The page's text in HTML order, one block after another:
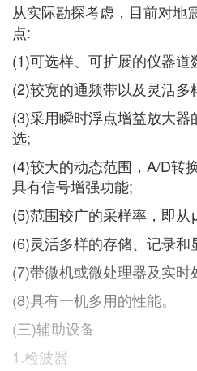
从实际勘探考虑，目前对地
点:
(1)可选样、可扩展的仪器道
(2)较宽的通频带以及灵活多
(3)采用瞬时浮点增益放大
选;
(4)较大的动态范围，A/D转
具有信号增强功能;
(5)范围较广的采样率，即从
(6)灵活多样的存储、记录和
(7)带微机或微处理器及实时
(8)具有一机多用的性能。
(三)辅助设备
1.检波器